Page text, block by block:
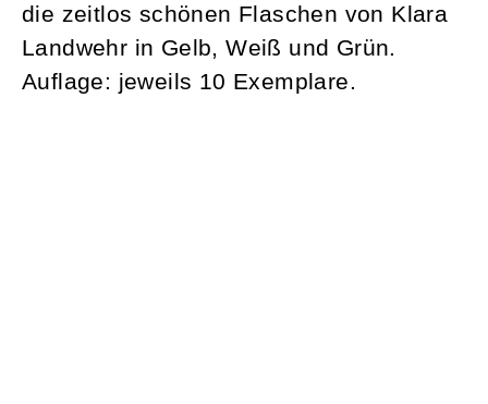
die zeitlos schönen Flaschen von Klara
Landwehr in Gelb, Weiß und Grün.
Auflage: jeweils 10 Exemplare.